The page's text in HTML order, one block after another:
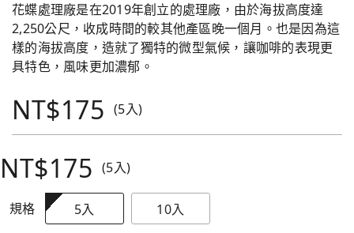
花蝶處理廠是在2019年創立的處理廠，由於海拔高度達
2,250公尺，收成時間的較其他產區晚一個月。也是因為這
樣的海拔高度，造就了獨特的微型氣候，讓咖啡的表現更
具特色，風味更加濃郁。
NT$175 (5入)
NT$175 (5入)
規格 5入 10入